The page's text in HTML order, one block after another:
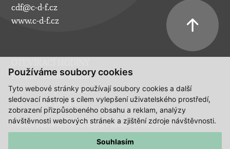
Používáme soubory cookies
Tyto webové stránky používají soubory cookies a další
sledovací nástroje s cílem vylepšení uživatelského prostředí,
zobrazení přizpůsobeného obsahu a reklam, analýzy
návštěvnosti webových stránek a zjištění zdroje návštěvnosti.
Souhlasím
cdf@c-d-f.cz
www.c-d-f.cz
Po–Pá:
10.00–18.00
So:
na požádání
Ne:
na požádání
Polední pauza ve všední dny a v sobotu 13:00 - 14:00.